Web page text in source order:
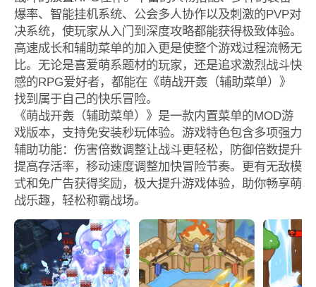
爆率、智能挂机系统、公会多人协作以及刺激的PVP对
决系统，使玩家从入门到深度攻略都能获得极致体验。
高速成长和辅助菜单的加入更是使整个游戏过程流畅无
比。无论是喜爱萌系题材的玩家，还是追求激烈战斗快
感的RPG爱好者，都能在《萌战开轰（辅助菜单）》
找到属于自己的快乐冒险。
《萌战开轰（辅助菜单）》是一款内置菜单的MOD游
戏版本，支持免安装秒玩体验。游戏特色包含多项强力
辅助功能：伤害倍数调整让战斗更轻松，防御倍数提升
提高存活率，移动速度调整加快冒险节奏。更有无敌模
式和免广告获得奖励，极大提升游戏体验，助你畅享萌
战乐趣，轻松称霸战场。